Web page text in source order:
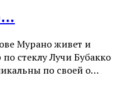
Мурано живет и
стеклу Лучи Бубакко
по своей о…